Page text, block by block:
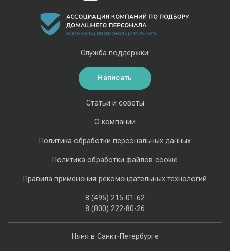
Няня в Санкт-Петербурге
Статьи и советы
О компании
Политика обработки персональных данных
Политика обработки файлов cookie
Правила применения рекомендательных технологий
8 (495) 215-01-62
8 (800) 222-80-26
Служба поддержки:
Написать